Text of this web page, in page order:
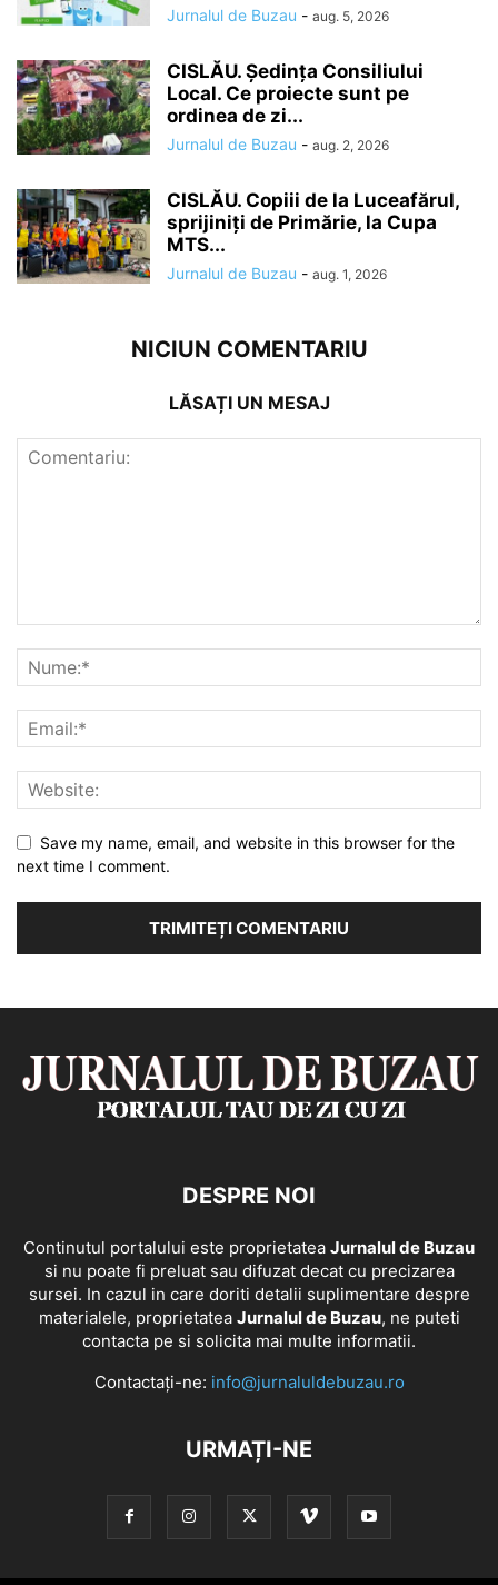
Jurnalul de Buzau - aug. 5, 2026
CISLĂU. Ședința Consiliului
Local. Ce proiecte sunt pe
ordinea de zi...
Jurnalul de Buzau - aug. 2, 2026
CISLĂU. Copiii de la Luceafărul,
sprijiniți de Primărie, la Cupa
MTS...
Jurnalul de Buzau - aug. 1, 2026
NICIUN COMENTARIU
LĂSAȚI UN MESAJ
Save my name, email, and website in this browser for the
next time I comment.
DESPRE NOI
Continutul portalului este proprietatea Jurnalul de Buzau
si nu poate fi preluat sau difuzat decat cu precizarea
sursei. In cazul in care doriti detalii suplimentare despre
materialele, proprietatea Jurnalul de Buzau, ne puteti
contacta pe si solicita mai multe informatii.
Contactați-ne: info@jurnaluldebuzau.ro
URMAȚI-NE